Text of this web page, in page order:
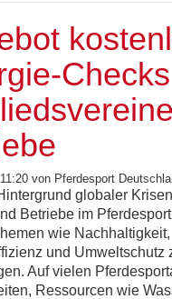
von Pferdesport
globaler
Betriebe im
wie Nachhaltigkeit,
und Umweltschutz
Auf vielen
Ressourcen wie